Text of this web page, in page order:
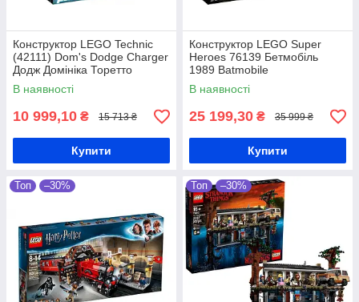
Конструктор LEGO Technic
(42111) Dom's Dodge Charger
Додж Домініка Торетто
В наявності
10 999,10 ₴ 15 713 ₴
Купити
Конструктор LEGO Super
Heroes 76139 Бетмобіль
1989 Batmobile
В наявності
25 199,30 ₴ 35 999 ₴
Купити
Топ –30% Топ –30%